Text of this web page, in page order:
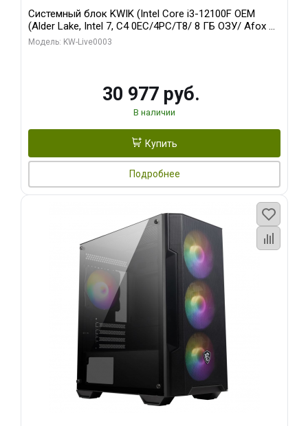
Системный блок KWIK (Intel Core i3-12100F OEM
(Alder Lake, Intel 7, C4 0EC/4PC/T8/ 8 ГБ ОЗУ/ Afox R5
220 1GB DDR3 64bit VGA DVI HDMI 1FAN LP RTL / 128
Модель: KW-Live0003
30 977 руб.
В наличии
Купить
Подробнее